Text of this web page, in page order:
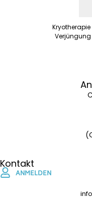
Kontakt
ANMELDEN